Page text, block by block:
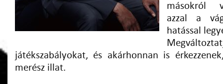
másokról
azzal a
hatással
játékszabályokat, és akárhonnan is
merész illat.